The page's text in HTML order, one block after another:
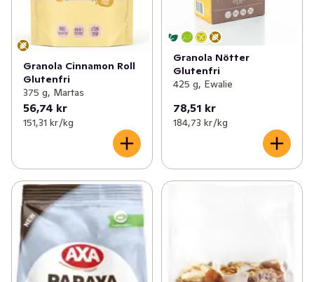
Granola Cinnamon Roll
Glutenfri
375 g, Martas
56,74 kr
151,31 kr /kg
Granola Nötter
Glutenfri
425 g, Ewalie
78,51 kr
184,73 kr /kg